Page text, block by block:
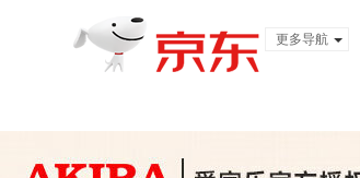
更多导航